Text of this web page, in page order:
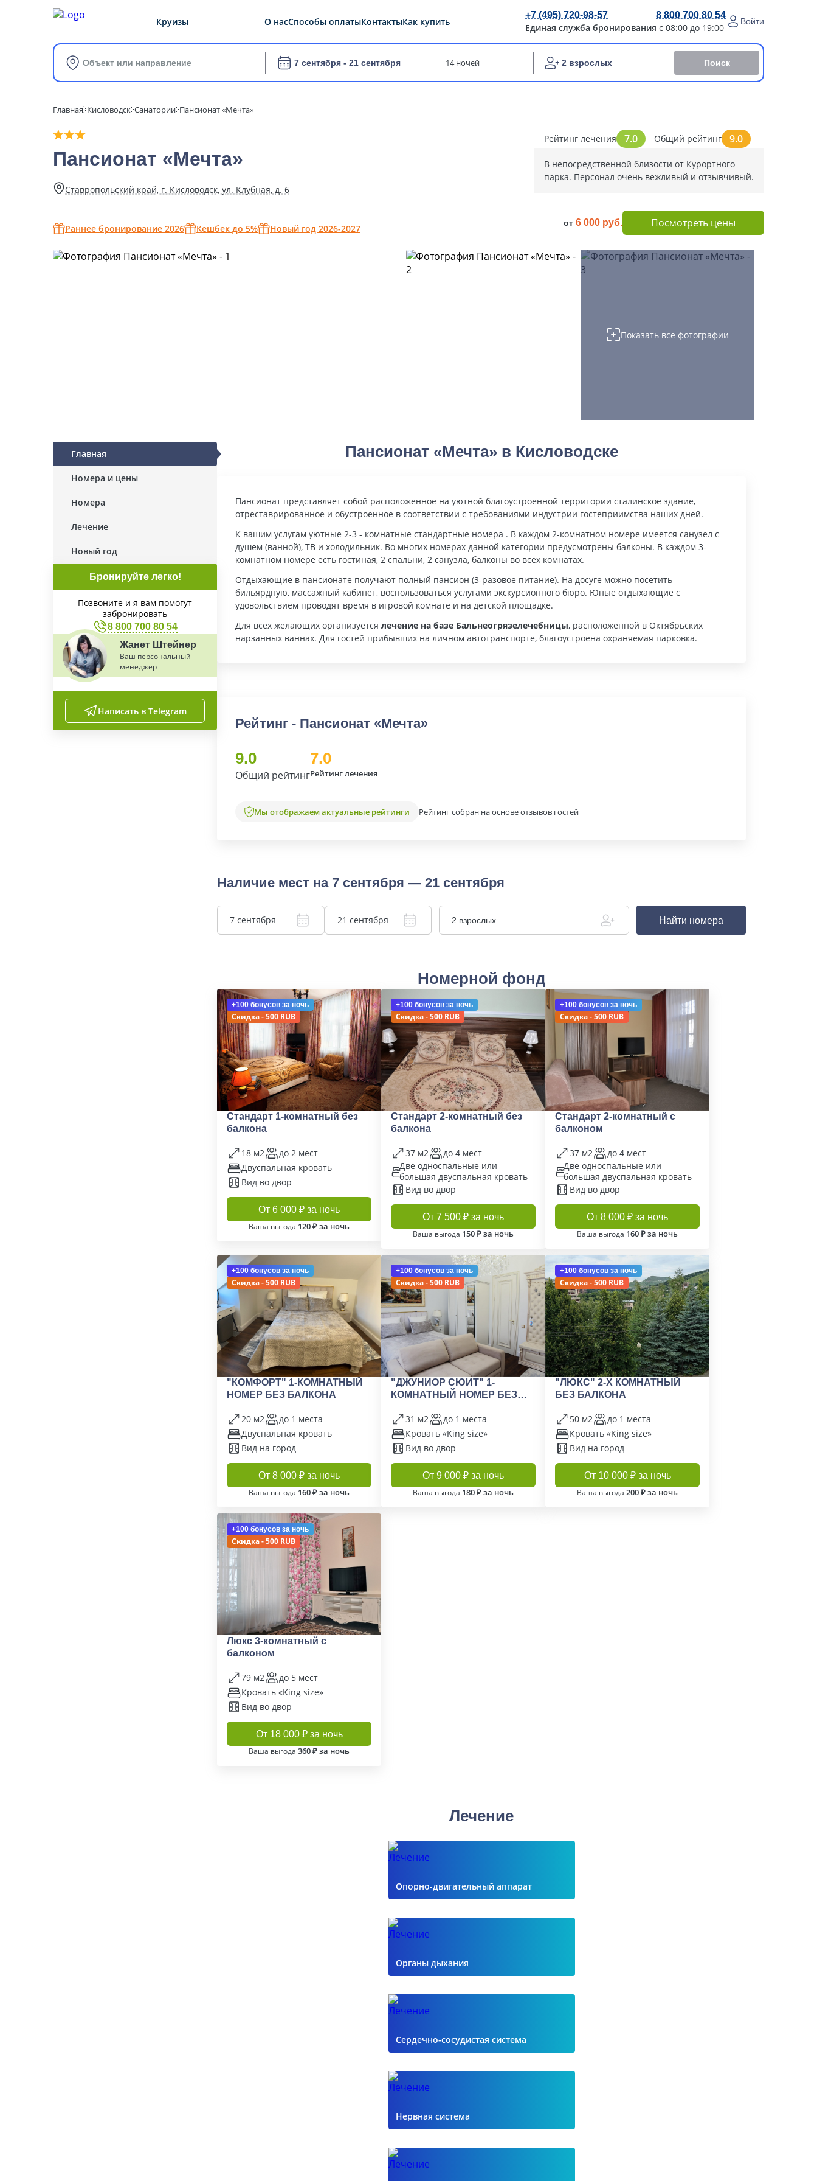
Круизы О насСпособы оплатыКонтактыКак купить
+7 (495) 720-98-57 8 800 700 80 54
Единая служба бронирования с 08:00 до 19:00
Войти
Объект или направление 7 сентября - 21 сентября 14 ночей 2 взрослых Поиск
Главная Кисловодск Санатории Пансионат «Мечта»
Пансионат «Мечта»
Ставропольский край, г. Кисловодск, ул. Клубная, д. 6
Раннее бронирование 2026 Кешбек до 5% Новый год 2026-2027
Рейтинг лечения 7.0 Общий рейтинг 9.0
В непосредственной близости от Курортного
парка. Персонал очень вежливый и отзывчивый.
от 6 000 руб. Посмотреть цены
Показать все фотографии
Главная
Номера и цены
Номера
Лечение
Новый год
Бронируйте легко!
Позвоните и я вам помогут
забронировать
8 800 700 80 54
Жанет Штейнер
Ваш персональный
менеджер
Написать в Telegram
Пансионат «Мечта» в Кисловодске
Пансионат представляет собой расположенное на уютной благоустроенной территории сталинское здание,
отреставрированное и обустроенное в соответствии с требованиями индустрии гостеприимства наших дней.
К вашим услугам уютные 2-3 - комнатные стандартные номера . В каждом 2-комнатном номере имеется санузел с
душем (ванной), ТВ и холодильник. Во многих номерах данной категории предусмотрены балконы. В каждом 3-
комнатном номере есть гостиная, 2 спальни, 2 санузла, балконы во всех комнатах.
Отдыхающие в пансионате получают полный пансион (3-разовое питание). На досуге можно посетить
бильярдную, массажный кабинет, воспользоваться услугами экскурсионного бюро. Юные отдыхающие с
удовольствием проводят время в игровой комнате и на детской площадке.
Для всех желающих организуется лечение на базе Бальнеогрязелечебницы, расположенной в Октябрьских
нарзанных ваннах. Для гостей прибывших на личном автотранспорте, благоустроена охраняемая парковка.
Рейтинг - Пансионат «Мечта»
9.0
Общий рейтинг
7.0
Рейтинг лечения
Мы отображаем актуальные рейтинги Рейтинг собран на основе отзывов гостей
Наличие мест на 7 сентября — 21 сентября
7 сентября 21 сентября 2 взрослых Найти номера
Номерной фонд
+100 бонусов за ночь
Скидка - 500 RUB
Стандарт 1-комнатный без
балкона
18 м2
до 2 мест
Двуспальная кровать
Вид во двор
От 6 000 ₽ за ночь
Ваша выгода 120 ₽ за ночь
+100 бонусов за ночь
Скидка - 500 RUB
Стандарт 2-комнатный без
балкона
37 м2
до 4 мест
Две односпальные или
большая двуспальная кровать
Вид во двор
От 7 500 ₽ за ночь
Ваша выгода 150 ₽ за ночь
+100 бонусов за ночь
Скидка - 500 RUB
Стандарт 2-комнатный с
балконом
37 м2
до 4 мест
Две односпальные или
большая двуспальная кровать
Вид во двор
От 8 000 ₽ за ночь
Ваша выгода 160 ₽ за ночь
+100 бонусов за ночь
Скидка - 500 RUB
"КОМФОРТ" 1-КОМНАТНЫЙ
НОМЕР БЕЗ БАЛКОНА
20 м2
до 1 места
Двуспальная кровать
Вид на город
От 8 000 ₽ за ночь
Ваша выгода 160 ₽ за ночь
+100 бонусов за ночь
Скидка - 500 RUB
"ДЖУНИОР СЮИТ" 1-
КОМНАТНЫЙ НОМЕР БЕЗ
31 м2
до 1 места
Кровать «King size»
Вид во двор
От 9 000 ₽ за ночь
Ваша выгода 180 ₽ за ночь
+100 бонусов за ночь
Скидка - 500 RUB
"ЛЮКС" 2-Х КОМНАТНЫЙ
БЕЗ БАЛКОНА
50 м2
до 1 места
Кровать «King size»
Вид на город
От 10 000 ₽ за ночь
Ваша выгода 200 ₽ за ночь
+100 бонусов за ночь
Скидка - 500 RUB
Люкс 3-комнатный с
балконом
79 м2
до 5 мест
Кровать «King size»
Вид во двор
От 18 000 ₽ за ночь
Ваша выгода 360 ₽ за ночь
Лечение
Опорно-двигательный аппарат
Органы дыхания
Сердечно-сосудистая система
Нервная система